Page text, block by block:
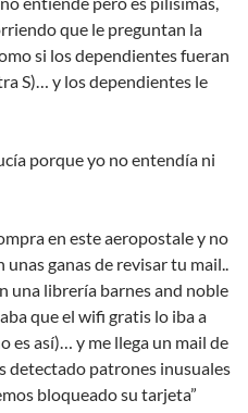
que le preguntan la
si los dependientes fueran
S)… y los dependientes le
porque yo no entendía ni
en este aeropostale y no
unas ganas de revisar tu mail..
una librería barnes and noble
que el wifi gratis lo iba a
es así)… y me llega un mail de
detectado patrones inusuales
bloqueado su tarjeta”